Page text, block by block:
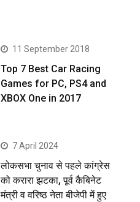
11 September 2018
Top 7 Best Car Racing
Games for PC, PS4 and
XBOX One in 2017
7 April 2024
लोकसभा चुनाव से पहले कांग्रेस
को करारा झटका, पूर्व कैबिनेट
मंत्री व वरिष्ठ नेता बीजेपी में हुए